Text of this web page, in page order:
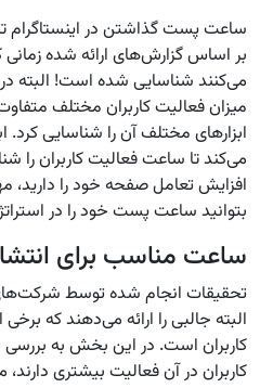
ساعت پست گذاشتن در اینستاگرام
بر اساس گزارش‌های ارائه شده زمانی
می‌کنند شناسایی شده است! البته
میزان فعالیت کاربران مختلف
می‌کند تا ساعت فعالیت کاربران را
افزایش تعامل صفحه خود را
بتوانید ساعت پست خود را در
ساعت مناسب برای
تحقیقات انجام شده توسط شرکت‌های
البته جالبی را ارائه می‌دهند که
کاربران است. در این بخش به
کاربران در آن فعالیت بیشتری دارند،